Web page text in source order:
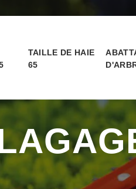
TAILLE DE HAIE
65